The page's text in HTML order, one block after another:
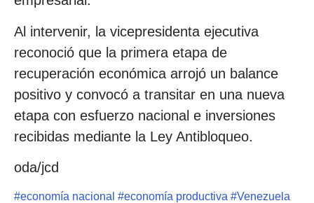
Al intervenir, la vicepresidenta ejecutiva
reconoció que la primera etapa de
recuperación económica arrojó un balance
positivo y convocó a transitar en una nueva
etapa con esfuerzo nacional e inversiones
recibidas mediante la Ley Antibloqueo.
oda/jcd
#economía nacional #economía productiva #Venezuela